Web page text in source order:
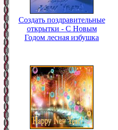
Создать поздравительные
открытки - С Новым
Годом лесная избушка